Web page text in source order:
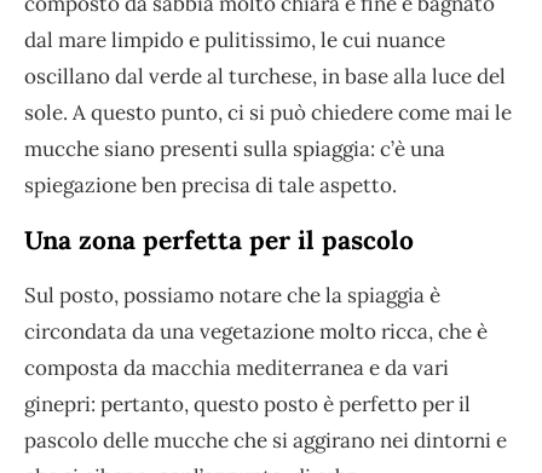
dal mare limpido e pulitissimo, le cui nuance
oscillano dal verde al turchese, in base alla luce del
sole. A questo punto, ci si può chiedere come mai le
mucche siano presenti sulla spiaggia: c’è una
spiegazione ben precisa di tale aspetto.
Una zona perfetta per il pascolo
Sul posto, possiamo notare che la spiaggia è
circondata da una vegetazione molto ricca, che è
composta da macchia mediterranea e da vari
ginepri: pertanto, questo posto è perfetto per il
pascolo delle mucche che si aggirano nei dintorni e